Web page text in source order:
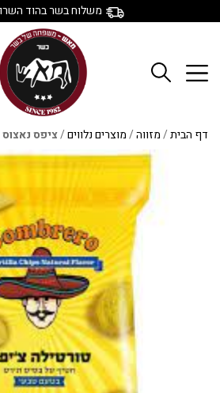
משלוח בשר בהוד
דף הבית/מזווה/מוצרים נלווים/ציפס נאצוס